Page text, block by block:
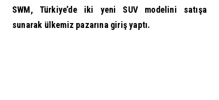
SWM, Türkiye’de iki yeni SUV modelini satışa
sunarak ülkemiz pazarına giriş yaptı.